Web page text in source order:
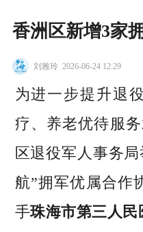
香洲区新增3家
刘雅玲 2026-06-24 12:29
为进一步提升退
疗、养老优待服
区退役军人事务
航”拥军优属合作
手珠海市第三人